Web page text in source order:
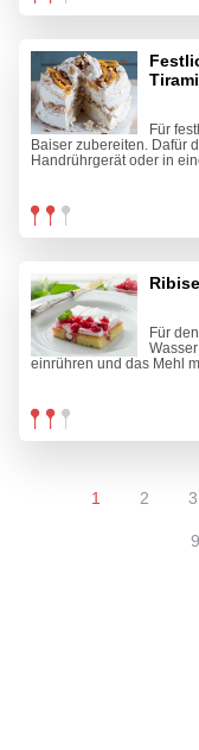
Für
Baiser zubereiten. Dafür
Handrührgerät oder in
Für
einrühren und das Mehl
1 2 3
9